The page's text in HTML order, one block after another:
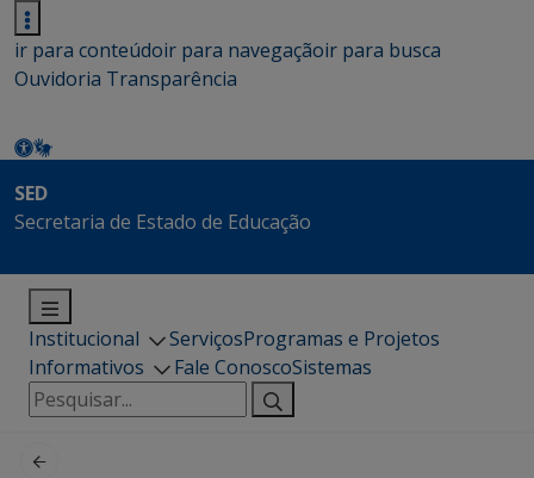
ir para conteúdoir para navegaçãoir para busca
Ouvidoria Transparência
SED
Secretaria de Estado de Educação
Institucional ServiçosProgramas e Projetos
Informativos
Fale ConoscoSistemas
Pesquisar
por: